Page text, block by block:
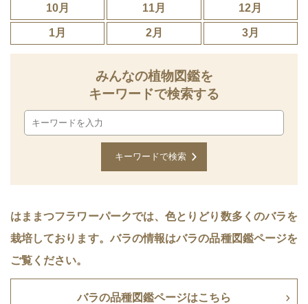
10月 11月 12月
1月 2月 3月
みんなの植物図鑑を
キーワードで検索する
はままつフラワーパークでは、色とりどり数多くのバラを
栽培しております。バラの情報はバラの品種図鑑ページを
ご覧ください。
バラの品種図鑑ページはこちら